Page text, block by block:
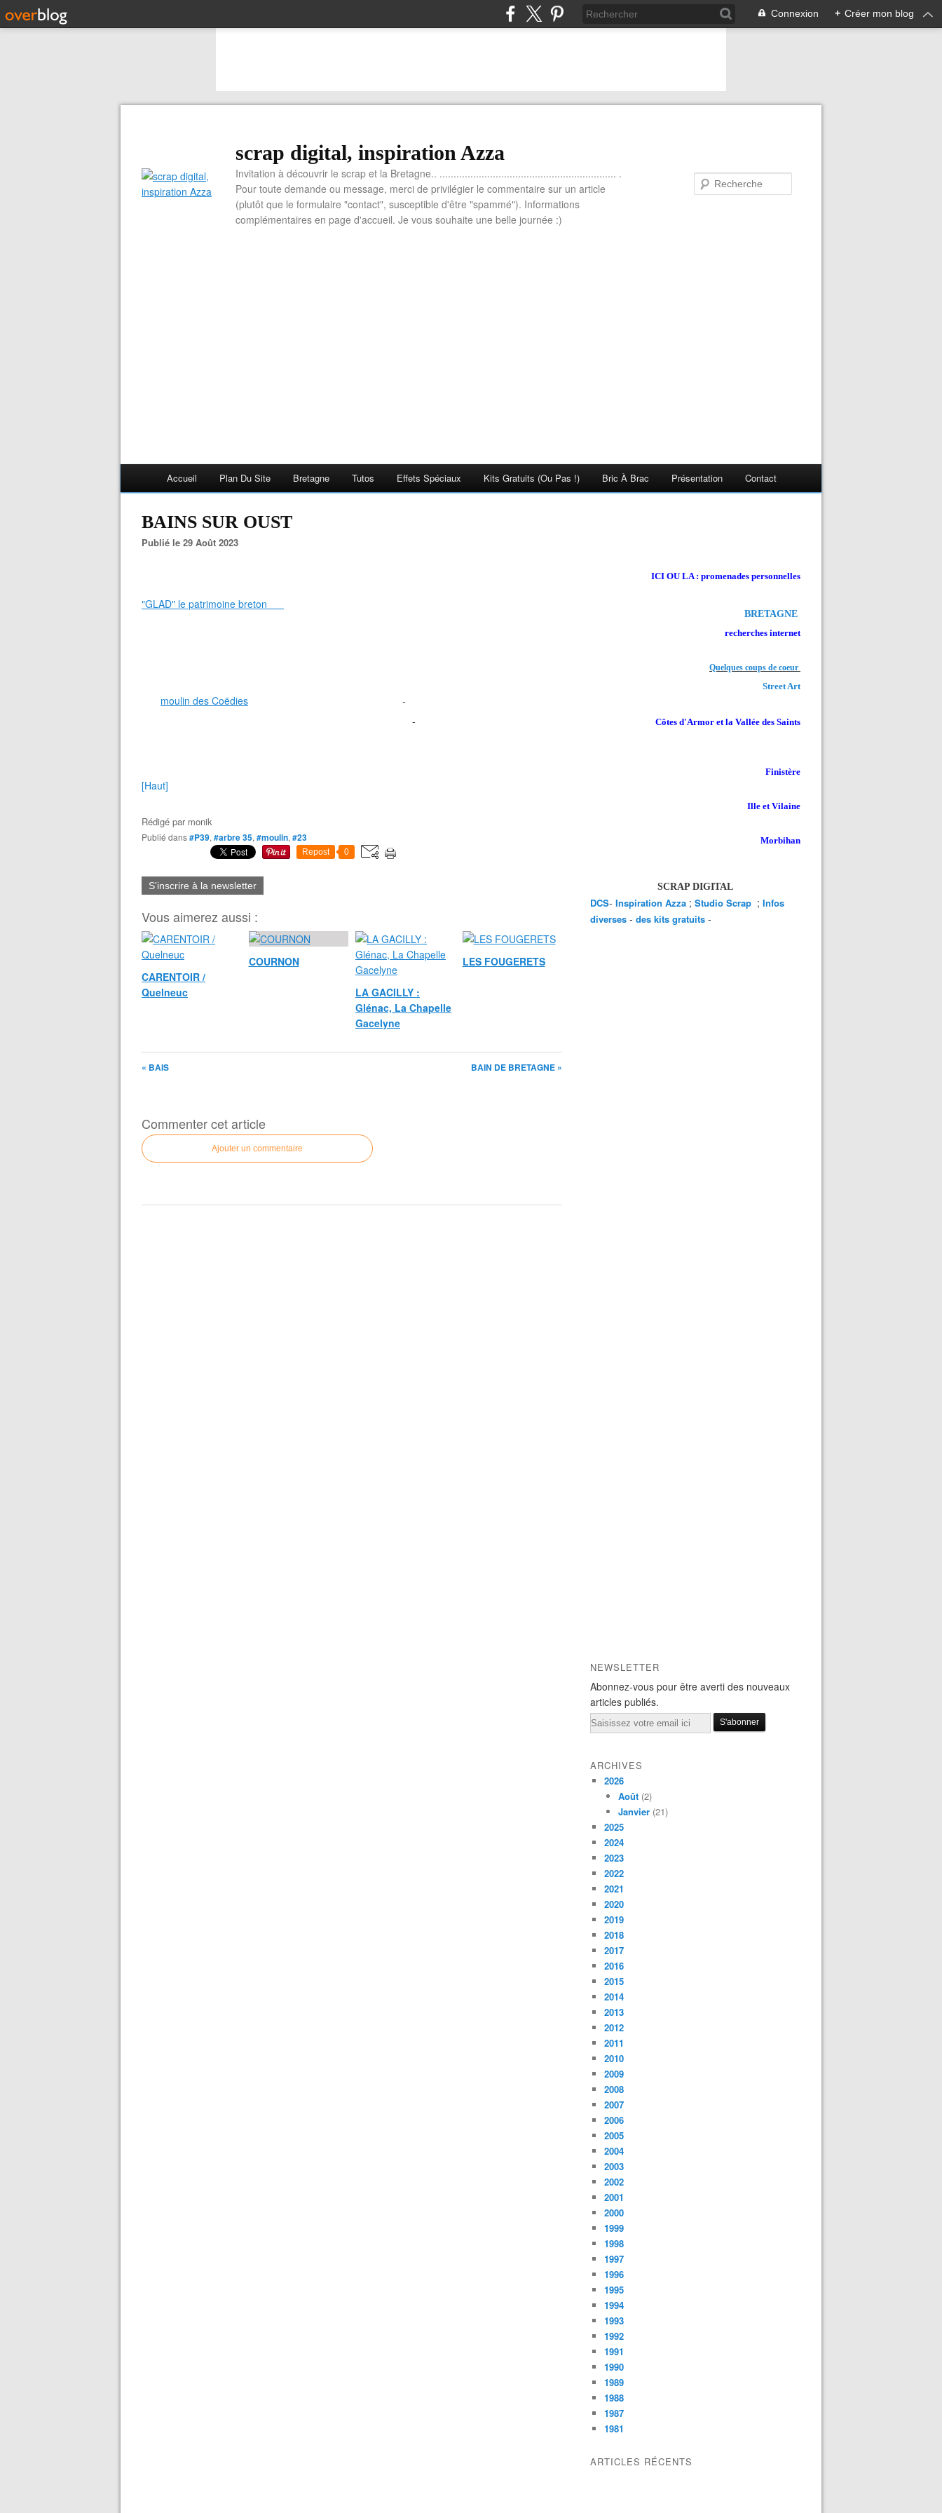
Connexion + Créer mon blog
scrap digital, inspiration Azza
Invitation à découvrir le scrap et la Bretagne.. ............................................................... .
Pour toute demande ou message, merci de privilégier le commentaire sur un article
(plutôt que le formulaire "contact", susceptible d'être "spammé"). Informations
complémentaires en page d'accueil. Je vous souhaite une belle journée :)
Accueil Plan Du Site Bretagne Tutos Effets Spéciaux Kits Gratuits (ou Pas !) Bric À Brac Présentation Contact
BAINS SUR OUST
Publié le 29 Août 2023
"GLAD" le patrimoine breton
moulin des Coëdies
-
-
[Haut]
Rédigé par monik
Publié dans#P39, #arbre 35, #moulin, #23
Repost 0
S'inscrire à la newsletter
Vous aimerez aussi :
CARENTOIR /
Quelneuc
COURNON
LA GACILLY :
Glénac, La Chapelle
Gacelyne
LES FOUGERETS
« BAIS BAIN DE BRETAGNE »
Commenter cet article
Ajouter un commentaire
ICI OU LA : promenades personnelles
BRETAGNE
recherches internet
Quelques coups de coeur
Street Art
Côtes d'Armor et la Vallée des Saints
Finistère
Ille et Vilaine
Morbihan
SCRAP DIGITAL
DCS- Inspiration Azza ; Studio Scrap ; Infos
diverses - des kits gratuits -
NEWSLETTER
Abonnez-vous pour être averti des nouveaux
articles publiés.
Email
ARCHIVES
2026
Août (2)
Janvier (21)
2025
2024
2023
2022
2021
2020
2019
2018
2017
2016
2015
2014
2013
2012
2011
2010
2009
2008
2007
2006
2005
2004
2003
2002
2001
2000
1999
1998
1997
1996
1995
1994
1993
1992
1991
1990
1989
1988
1987
1981
ARTICLES RÉCENTS